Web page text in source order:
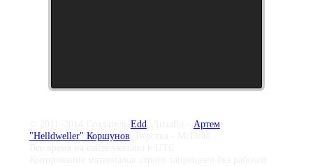
Edd, Дизайн - Артем
"Helldweller" Коршунов